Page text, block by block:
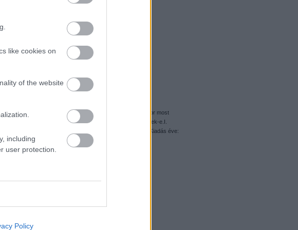
like cookies on
of the website
including
user protection.
Policy
6745 propeller power
készletre, mint a vasúti átjárók Rolls-Royce-ára, akkor most
2010-ben. András értékel, Ti meg eldöntitek, szeretnétek-e.I.
CrossingSorozatszám: 7936Témakör: CityAltéma: TrainKiadás éve:
Tetszik